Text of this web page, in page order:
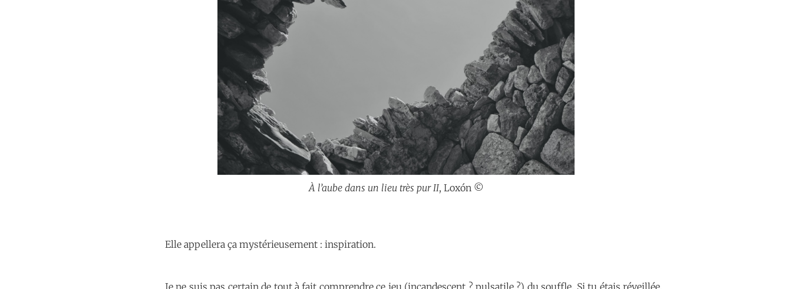
À l’aube dans un lieu très pur II, Loxón ©
Elle appellera ça mystérieusement : inspiration.